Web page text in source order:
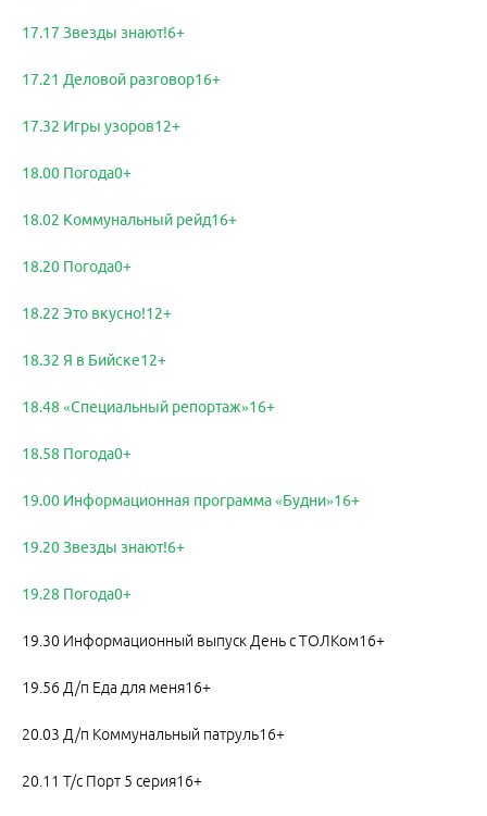
17.17 Звезды знают!6+
17.21 Деловой разговор16+
17.32 Игры узоров12+
18.00 Погода0+
18.02 Коммунальный рейд16+
18.20 Погода0+
18.22 Это вкусно!12+
18.32 Я в Бийске12+
18.48 «Специальный репортаж»16+
18.58 Погода0+
19.00 Информационная программа «Будни»16+
19.20 Звезды знают!6+
19.28 Погода0+
19.30 Информационный выпуск День с ТОЛКом16+
19.56 Д/п Еда для меня16+
20.03 Д/п Коммунальный патруль16+
20.11 Т/с Порт 5 серия16+